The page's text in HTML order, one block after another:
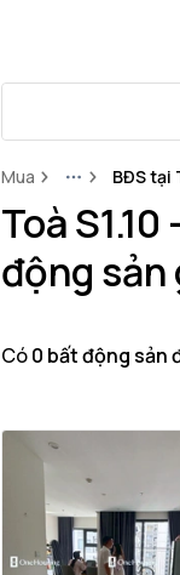
Mua MoreBĐS tại
Toà
động
Có0 bất động sản